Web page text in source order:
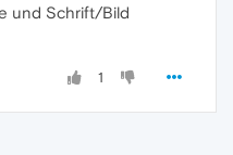
und Schrift/Bild
1